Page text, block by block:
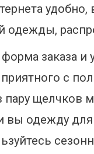
удобно,
одежды,
заказа
с
пару щелчков
вы одежду для